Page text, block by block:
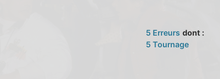
5 Erreurs dont :
5 Tournage